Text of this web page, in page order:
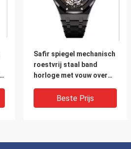
Safir spiegel mechanisch
roestvrij staal band
horloge met vouw over
Beste Prijs